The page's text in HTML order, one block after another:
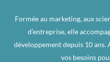
Formée au marketing, aux
d’entreprise, elle
développement depuis 10
vos besoins